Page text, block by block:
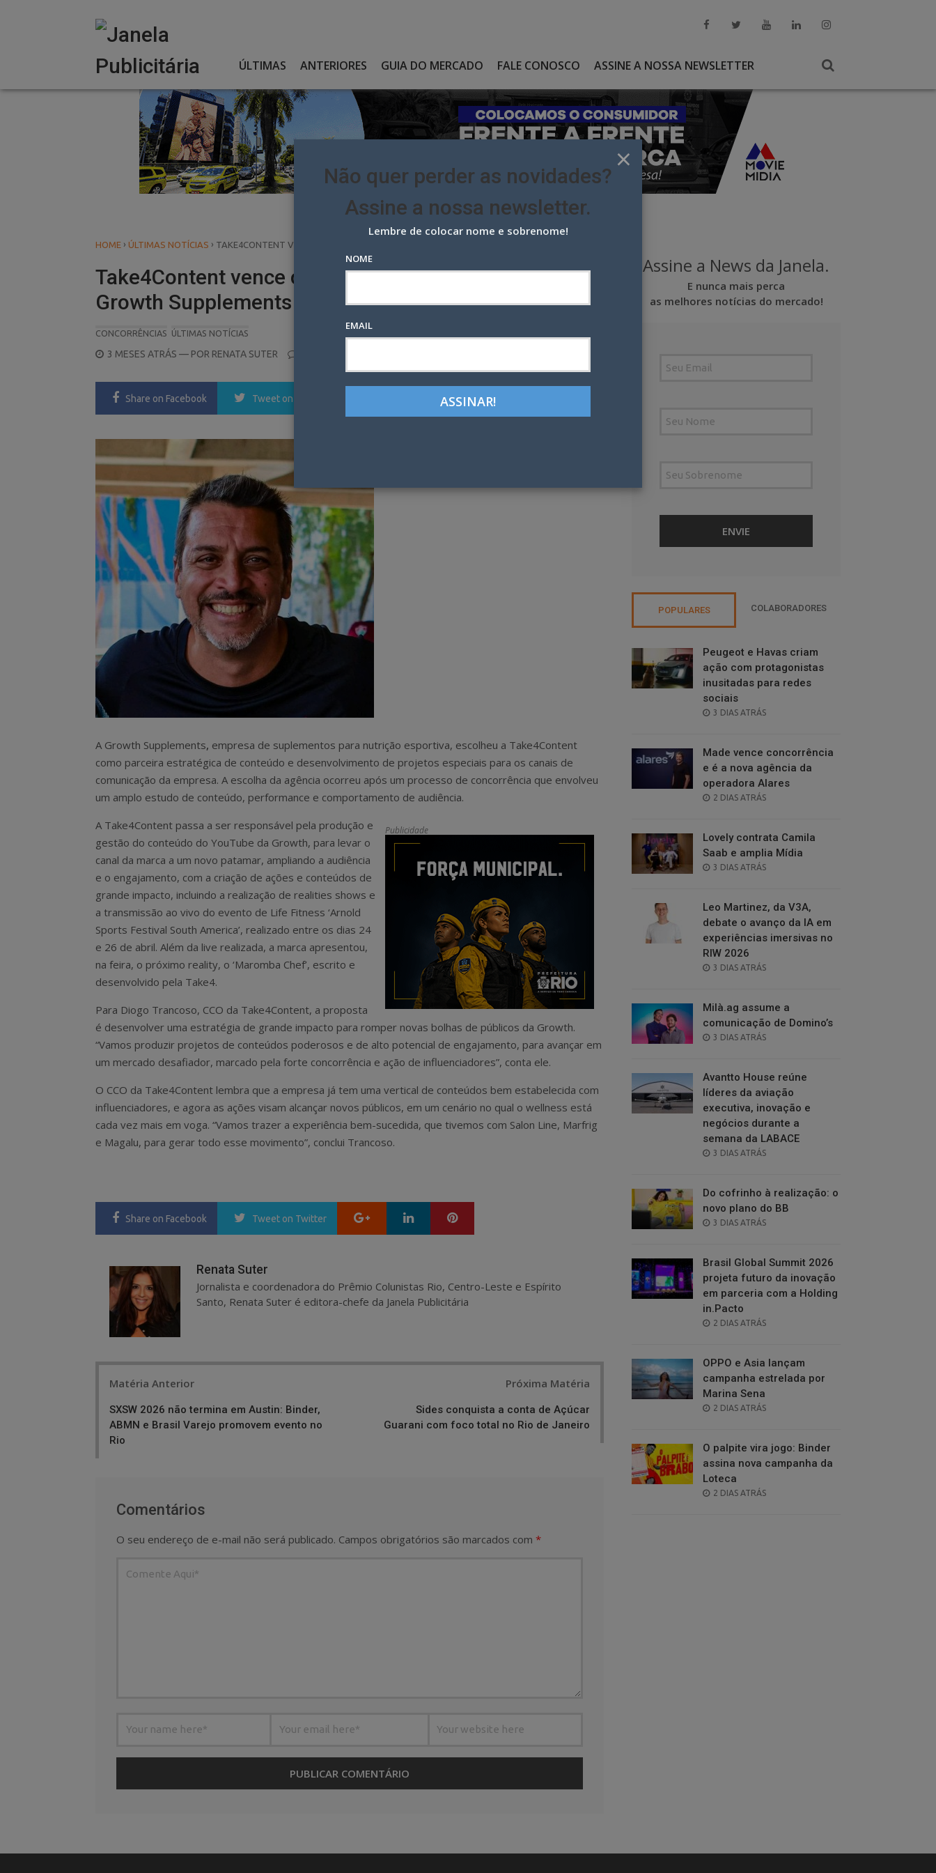
ÚLTIMAS ANTERIORES GUIA DO MERCADO FALE CONOSCO ASSINE A NOSSA NEWSLETTER
HOME › ÚLTIMAS NOTÍCIAS › TAKE4CONTENT VENCE CONCORRÊNCIA E É A AGÊNCIA DA GROWTH SUPPLEMENTS
Take4Content vence concorrência e é a agência da
Growth Supplements
CONCORRÊNCIAS ÚLTIMAS NOTÍCIAS
POSTED
3 MESES ATRÁS — POR RENATA SUTER
Share on Facebook Tweet on Twitter LinkedIn Pinterest
A Growth Supplements, empresa de suplementos para nutrição esportiva, escolheu a Take4Content
como parceira estratégica de conteúdo e desenvolvimento de projetos especiais para os canais de
comunicação da empresa. A escolha da agência ocorreu após um processo de concorrência que envolveu
um amplo estudo de conteúdo, performance e comportamento de audiência.
Publicidade
A Take4Content passa a ser responsável pela produção e
gestão do conteúdo do YouTube da Growth, para levar o
canal da marca a um novo patamar, ampliando a audiência
e o engajamento, com a criação de ações e conteúdos de
grande impacto, incluindo a realização de realities shows e
a transmissão ao vivo do evento de Life Fitness ‘Arnold
Sports Festival South America’, realizado entre os dias 24
e 26 de abril. Além da live realizada, a marca apresentou,
na feira, o próximo reality, o ‘Maromba Chef’, escrito e
desenvolvido pela Take4.
Para Diogo Trancoso, CCO da Take4Content, a proposta
é desenvolver uma estratégia de grande impacto para romper novas bolhas de públicos da Growth.
“Vamos produzir projetos de conteúdos poderosos e de alto potencial de engajamento, para avançar em
um mercado desafiador, marcado pela forte concorrência e ação de influenciadores”, conta ele.
O CCO da Take4Content lembra que a empresa já tem uma vertical de conteúdos bem estabelecida com
influenciadores, e agora as ações visam alcançar novos públicos, em um cenário no qual o wellness está
cada vez mais em voga. “Vamos trazer a experiência bem-sucedida, que tivemos com Salon Line, Marfrig
e Magalu, para gerar todo esse movimento”, conclui Trancoso.
Share on Facebook Tweet on Twitter Google+ LinkedIn
Renata Suter
Jornalista e coordenadora do Prêmio Colunistas Rio, Centro-Leste e Espírito
Santo, Renata Suter é editora-chefe da Janela Publicitária
Matéria Anterior
SXSW 2026 não termina em Austin: Binder,
ABMN e Brasil Varejo promovem evento no
Rio
Próxima Matéria
Sides conquista a conta de Açúcar
Guarani com foco total no Rio de Janeiro
Comentários
O seu endereço de e-mail não será publicado. Campos obrigatórios são marcados com *
Assine a News da Janela.
E nunca mais perca
as melhores notícias do mercado!
POPULARES COLABORADORES
Peugeot e Havas criam
ação com protagonistas
inusitadas para redes
sociais
POSTED
3 DIAS ATRÁS
Made vence concorrência
e é a nova agência da
operadora Alares
POSTED
2 DIAS ATRÁS
Lovely contrata Camila
Saab e amplia Mídia
POSTED
3 DIAS ATRÁS
Leo Martinez, da V3A,
debate o avanço da IA em
experiências imersivas no
RIW 2026
POSTED
3 DIAS ATRÁS
Milà.ag assume a
comunicação de Domino’s
POSTED
3 DIAS ATRÁS
Avantto House reúne
líderes da aviação
executiva, inovação e
negócios durante a
semana da LABACE
POSTED
3 DIAS ATRÁS
Do cofrinho à realização: o
novo plano do BB
POSTED
3 DIAS ATRÁS
Brasil Global Summit 2026
projeta futuro da inovação
em parceria com a Holding
in.Pacto
POSTED
2 DIAS ATRÁS
OPPO e Asia lançam
campanha estrelada por
Marina Sena
POSTED
2 DIAS ATRÁS
O palpite vira jogo: Binder
assina nova campanha da
Loteca
POSTED
2 DIAS ATRÁS
×
Não quer perder as novidades?
Assine a nossa newsletter.
Lembre de colocar nome e sobrenome!
NOME
EMAIL